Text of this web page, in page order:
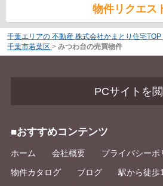
物件リクエス
千葉エリアの 不動産 株式会社かまとり住宅TOP
千葉市若葉区 > みつわ台の売買物件
PCサイトを
■おすすめコンテンツ
ホーム 会社概要 プライバシーポ
物件カタログ ブログ 駅から徒歩